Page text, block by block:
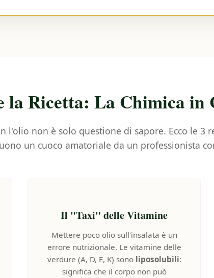
la Ricetta: La Chimica in
l'olio non è solo questione di sapore. Ecco le 3
un cuoco amatoriale da un professionista
Il "Taxi" delle Vitamine
Mettere poco olio sull'insalata è un
errore nutrizionale. Le vitamine delle
verdure (A, D, E, K) sono liposolubili:
significa che il corpo non può